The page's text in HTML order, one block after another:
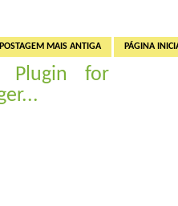
POSTAGEM MAIS ANTIGA PÁGINA